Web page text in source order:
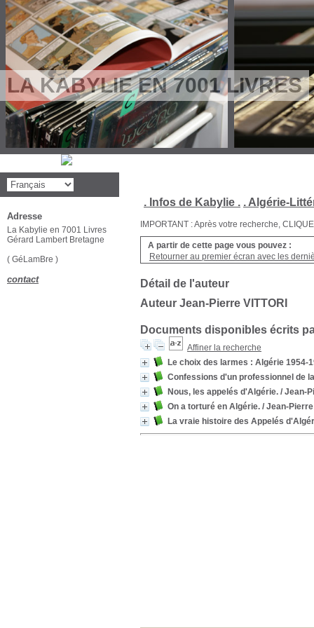
LA KABYLIE EN 7001 LIVRES
. Infos de Kabylie . . Algérie-
IMPORTANT : Après votre recherche,
A partir de cette page vous pouvez :
Retourner au premier écran avec les
Détail de l'auteur
Auteur Jean-Pierre VITTORI
Documents disponibles écrits
Affiner la recherche
Le choix des larmes : Algérie 1954-
Confessions d'un professionnel de
Nous, les appelés d'Algérie. / Jean-
On a torturé en Algérie. / Jean-Pierre
La vraie histoire des Appelés
Adresse
La Kabylie en 7001 Livres
Gérard Lambert Bretagne
( GéLamBre )
contact